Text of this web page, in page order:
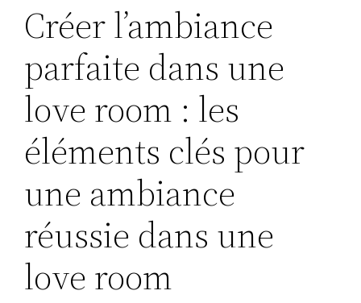
Créer l’ambiance
parfaite dans une
love room : les
éléments clés pour
une ambiance
réussie dans une
love room